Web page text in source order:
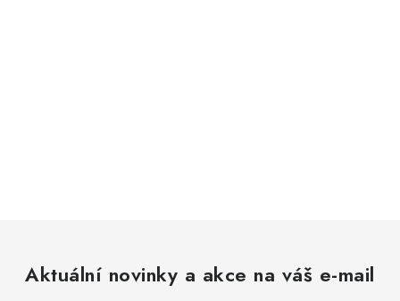
Aktuální novinky a akce na váš e-mail